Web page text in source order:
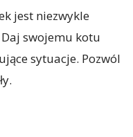
jest niezwykle
swojemu kotu
sytuacje. Pozwól